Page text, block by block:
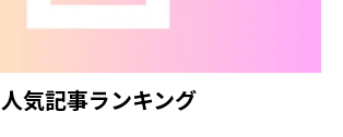
人気記事ランキング